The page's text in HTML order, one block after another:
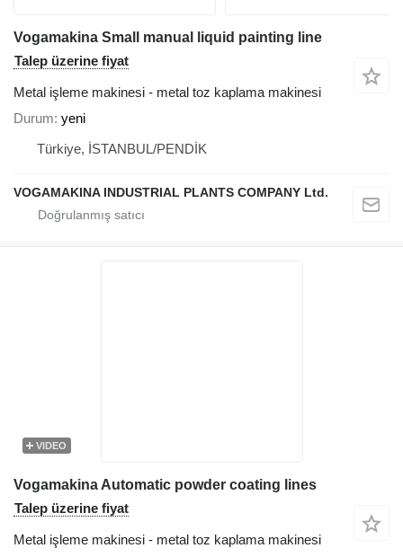
Vogamakina Small manual liquid painting line
Talep üzerine fiyat
Metal işleme makinesi - metal toz kaplama makinesi
Durum yeni
Türkiye, İSTANBUL/PENDİK
VOGAMAKINA INDUSTRIAL PLANTS COMPANY Ltd.
VIDEO
Vogamakina Automatic powder coating lines
Talep üzerine fiyat
Metal işleme makinesi - metal toz kaplama makinesi